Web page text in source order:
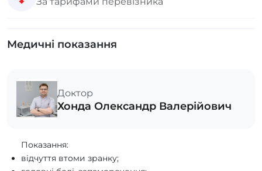
Медичні показання
Доктор
Хонда Олександр Валерійович
Показання:
відчуття втоми зранку;